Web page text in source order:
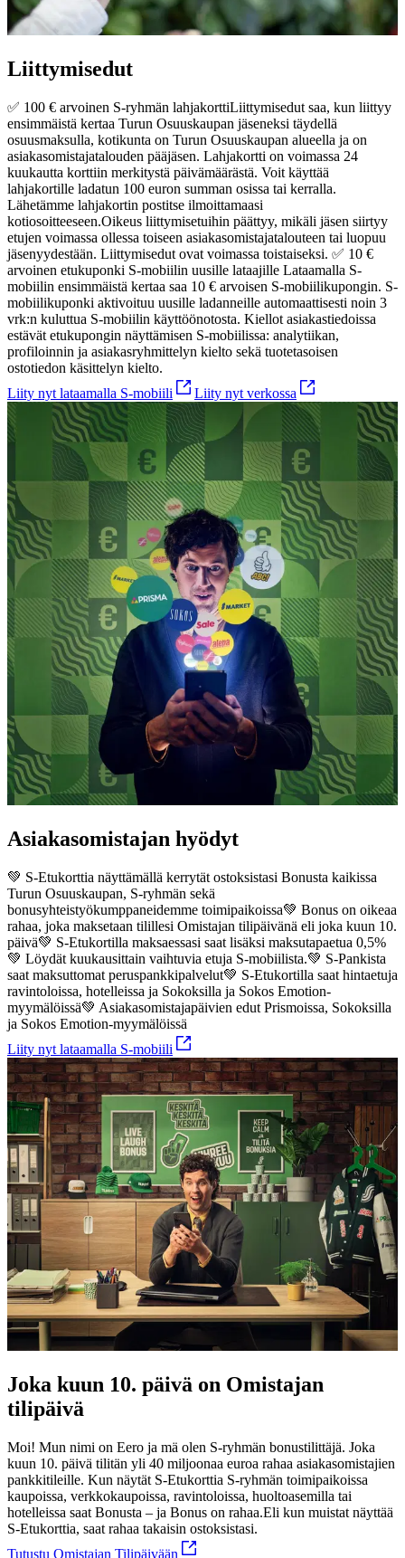
Liittymisedut
✅ 100 € arvoinen S-ryhmän lahjakorttiLiittymisedut saa, kun liittyy
ensimmäistä kertaa Turun Osuuskaupan jäseneksi täydellä
osuusmaksulla, kotikunta on Turun Osuuskaupan alueella ja on
asiakasomistajatalouden pääjäsen. Lahjakortti on voimassa 24
kuukautta korttiin merkitystä päivämäärästä. Voit käyttää
lahjakortille ladatun 100 euron summan osissa tai kerralla.
Lähetämme lahjakortin postitse ilmoittamaasi
kotiosoitteeseen.Oikeus liittymisetuihin päättyy, mikäli jäsen siirtyy
etujen voimassa ollessa toiseen asiakasomistajatalouteen tai luopuu
jäsenyydestään. Liittymisedut ovat voimassa toistaiseksi. ✅ 10 €
arvoinen etukuponki S-mobiilin uusille lataajille Lataamalla S-
mobiilin ensimmäistä kertaa saa 10 € arvoisen S-mobiilikupongin. S-
mobiilikuponki aktivoituu uusille ladanneille automaattisesti noin 3
vrk:n kuluttua S-mobiilin käyttöönotosta. Kiellot asiakastiedoissa
estävät etukupongin näyttämisen S-mobiilissa: analytiikan,
profiloinnin ja asiakasryhmittelyn kielto sekä tuotetasoisen
ostotiedon käsittelyn kielto.
Liity nyt lataamalla S-mobiili
Liity nyt verkossa
Asiakasomistajan hyödyt
💚 S-Etukorttia näyttämällä kerrytät ostoksistasi Bonusta kaikissa
Turun Osuuskaupan, S-ryhmän sekä
bonusyhteistyökumppaneidemme toimipaikoissa💚 Bonus on oikeaa
rahaa, joka maksetaan tilillesi Omistajan tilipäivänä eli joka kuun 10.
päivä💚 S-Etukortilla maksaessasi saat lisäksi maksutapaetua 0,5%
💚 Löydät kuukausittain vaihtuvia etuja S-mobiilista.💚 S-Pankista
saat maksuttomat peruspankkipalvelut💚 S-Etukortilla saat hintaetuja
ravintoloissa, hotelleissa ja Sokoksilla ja Sokos Emotion-
myymälöissä💚 Asiakasomistajapäivien edut Prismoissa, Sokoksilla
ja Sokos Emotion-myymälöissä
Liity nyt lataamalla S-mobiili
Joka kuun 10. päivä on Omistajan
tilipäivä
Moi! Mun nimi on Eero ja mä olen S-ryhmän bonustilittäjä. Joka
kuun 10. päivä tilitän yli 40 miljoonaa euroa rahaa asiakasomistajien
pankkitileille. Kun näytät S-Etukorttia S-ryhmän toimipaikoissa
kaupoissa, verkkokaupoissa, ravintoloissa, huoltoasemilla tai
hotelleissa saat Bonusta – ja Bonus on rahaa.Eli kun muistat näyttää
S-Etukorttia, saat rahaa takaisin ostoksistasi.
Tutustu Omistajan Tilipäivään